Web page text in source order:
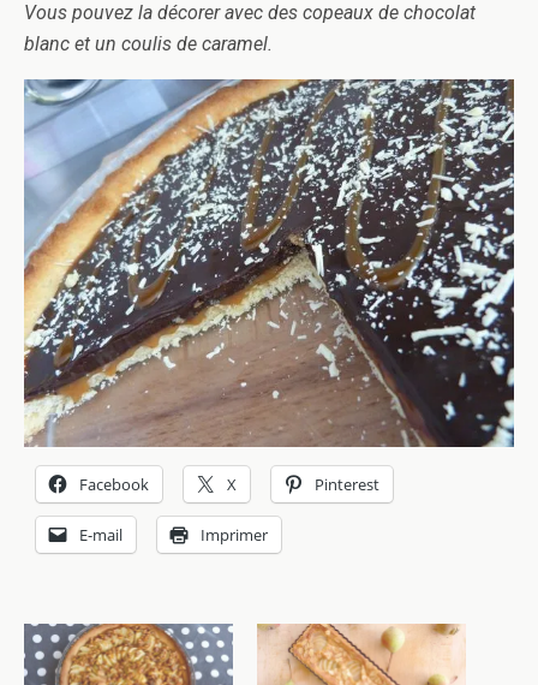
Vous pouvez la décorer avec des copeaux de chocolat
blanc et un coulis de caramel.
Facebook X Pinterest
E-mail Imprimer